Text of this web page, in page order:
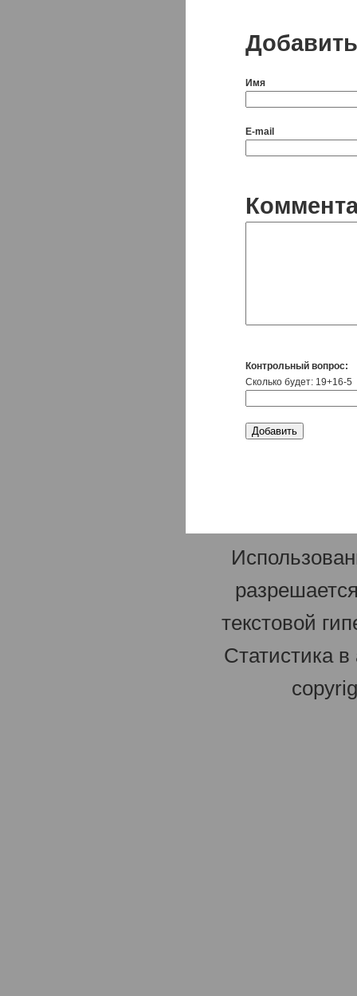
Имя
E-mail
Контрольный вопрос:
Сколько будет: 19+16-5
текстовой
Статистика